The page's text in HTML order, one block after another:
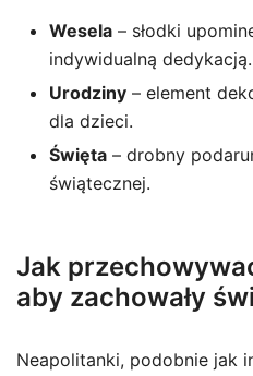
Wesela – słodki
indywidualną dedykacją.
Urodziny – element
dla dzieci.
Święta – drobny
świątecznej.
Jak
aby zachowały
Neapolitanki, podobnie jak